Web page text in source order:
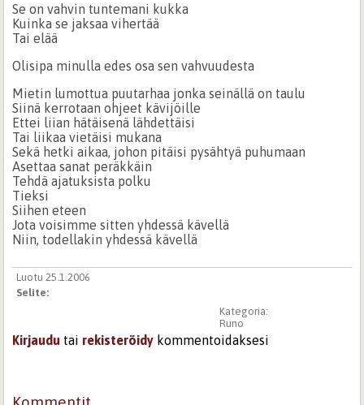
Se on vahvin tuntemani kukka
Kuinka se jaksaa vihertää
Tai elää
Olisipa minulla edes osa sen vahvuudesta
Mietin lumottua puutarhaa jonka seinällä on taulu
Siinä kerrotaan ohjeet kävijöille
Ettei liian hätäisenä lähdettäisi
Tai liikaa vietäisi mukana
Sekä hetki aikaa, johon pitäisi pysähtyä puhumaan
Asettaa sanat peräkkäin
Tehdä ajatuksista polku
Tieksi
Siihen eteen
Jota voisimme sitten yhdessä kävellä
Niin, todellakin yhdessä kävellä
Luotu 25.1.2006
Selite:
Kategoria:
Runo
Kirjaudu tai rekisteröidy kommentoidaksesi